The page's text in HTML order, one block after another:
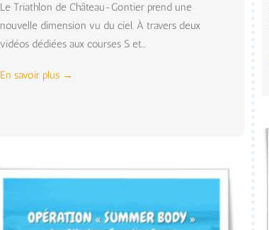
Le Triathlon de Château-Gontier prend une
nouvelle dimension vu du ciel. À travers deux
vidéos dédiées aux courses S et...
En savoir plus →